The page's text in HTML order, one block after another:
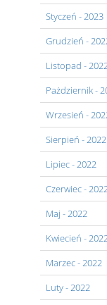
Styczeń - 2023
Grudzień -
Listopad -
Pażdziernik-
Wrzesień -
Sierpień - 2022
Lipiec- 2022
Czerwiec-
Maj - 2022
Kwiecień -
Marzec- 2022
Luty- 2022